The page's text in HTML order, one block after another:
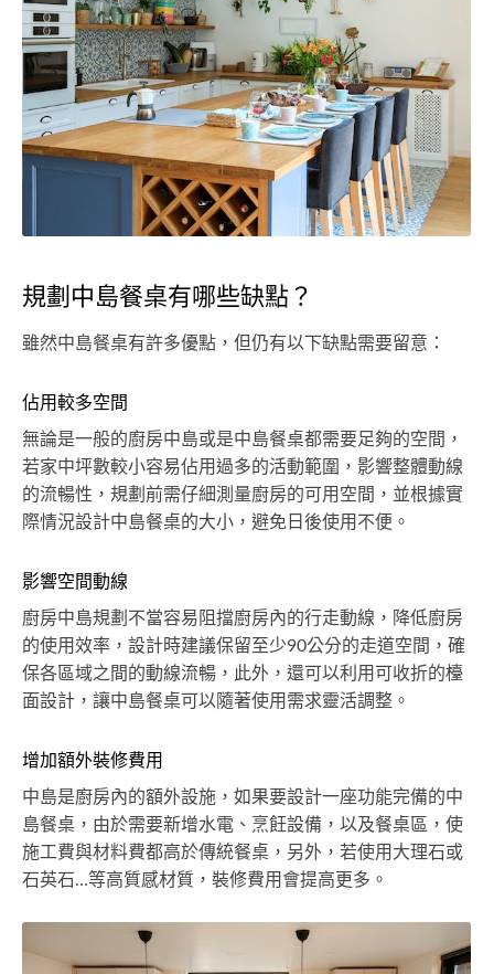
規劃中島餐桌有哪些缺點？
雖然中島餐桌有許多優點，但仍有以下缺點需要留意：
佔用較多空間
無論是一般的廚房中島或是中島餐桌都需要足夠的空間，
若家中坪數較小容易佔用過多的活動範圍，影響整體動線
的流暢性，規劃前需仔細測量廚房的可用空間，並根據實
際情況設計中島餐桌的大小，避免日後使用不便。
影響空間動線
廚房中島規劃不當容易阻擋廚房內的行走動線，降低廚房
的使用效率，設計時建議保留至少90公分的走道空間，確
保各區域之間的動線流暢，此外，還可以利用可收折的檯
面設計，讓中島餐桌可以隨著使用需求靈活調整。
增加額外裝修費用
中島是廚房內的額外設施，如果要設計一座功能完備的中
島餐桌，由於需要新增水電、烹飪設備，以及餐桌區，使
施工費與材料費都高於傳統餐桌，另外，若使用大理石或
石英石…等高質感材質，裝修費用會提高更多。